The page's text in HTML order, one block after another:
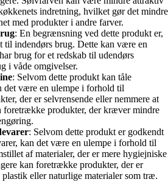
indretning, hvilket gør det mindre
med produkter i andre farver.
: En begrænsning ved dette produkt er,
til indendørs brug. Dette kan være en
brug for et redskab til udendørs
i våde omgivelser.
: Selvom dette produkt kan tåle
det være en ulempe i forhold til
der er selvrensende eller nemmere at
foretrække produkter, der kræver mindre
: Selvom dette produkt er godkendt
kan det være en ulempe i forhold til
af materialer, der er mere hygiejniske
kan foretrække produkter, der er
eller naturlige materialer som træ.